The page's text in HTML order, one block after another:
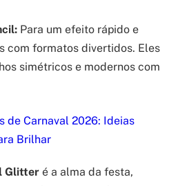
Para um efeito rápido e
com formatos divertidos. Eles
simétricos e modernos com
de Carnaval 2026: Ideias
Brilhar
Glitter é a alma da festa,